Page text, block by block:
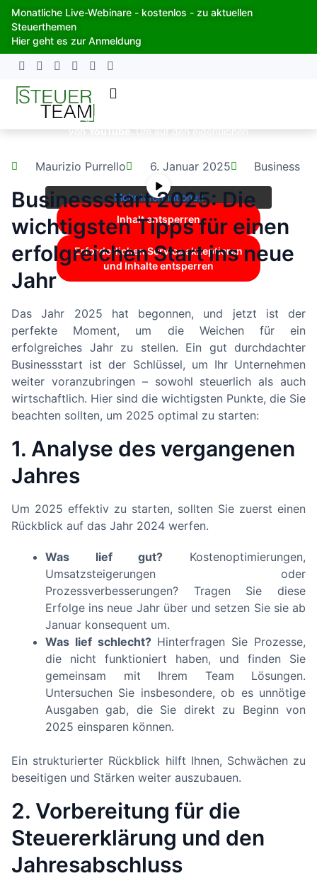
Zum
Inhalt
springen
Monatliche Live-Webinare - kostenlos - zu aktuellen
Steuerthemen
Hier geht es zur Anmeldung
Sie sehen gerade einen Platzhalterinhalt
vonYouTube. Um auf den eigentlichen
dass dabei Daten an Drittanbieter
weitergegeben werden.
Mehr Informationen
Inhalt entsperren
Erforderlichen Service akzeptieren
und Inhalte entsperren
Maurizio Purrello 6. Januar 2025 Business
Businessstart 2025: Die
wichtigsten Tipps für einen
erfolgreichen Start ins neue
Jahr
Das Jahr 2025 hat begonnen, und jetzt ist der
perfekte Moment, um die Weichen für ein
erfolgreiches Jahr zu stellen. Ein gut durchdachter
Businessstart ist der Schlüssel, um Ihr Unternehmen
weiter voranzubringen – sowohl steuerlich als auch
wirtschaftlich. Hier sind die wichtigsten Punkte, die Sie
beachten sollten, um 2025 optimal zu starten:
1. Analyse des vergangenen
Jahres
Um 2025 effektiv zu starten, sollten Sie zuerst einen
Rückblick auf das Jahr 2024 werfen.
Was lief gut? Kostenoptimierungen,
Umsatzsteigerungen oder
Prozessverbesserungen? Tragen Sie diese
Erfolge ins neue Jahr über und setzen Sie sie ab
Januar konsequent um.
Was lief schlecht?Hinterfragen Sie Prozesse,
die nicht funktioniert haben, und finden Sie
gemeinsam mit Ihrem Team Lösungen.
Untersuchen Sie insbesondere, ob es unnötige
Ausgaben gab, die Sie direkt zu Beginn von
2025 einsparen können.
Ein strukturierter Rückblick hilft Ihnen, Schwächen zu
beseitigen und Stärken weiter auszubauen.
2. Vorbereitung für die
Steuererklärung und den
Jahresabschluss